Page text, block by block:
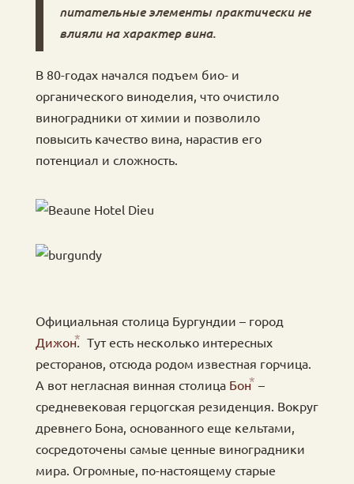
питательные элементы практически не
влияли на характер вина.
В 80-годах начался подъем био- и
органического виноделия, что очистило
виноградники от химии и позволило
повысить качество вина, нарастив его
потенциал и сложность.
Официальная столица Бургундии – город
Дижон. Тут есть несколько интересных
ресторанов, отсюда родом известная горчица.
А вот негласная винная столица Бон –
средневековая герцогская резиденция. Вокруг
древнего Бона, основанного еще кельтами,
сосредоточены самые ценные виноградники
мира. Огромные, по-настоящему старые